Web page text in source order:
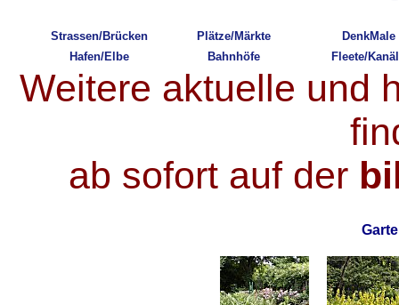
Strassen/Brücken Plätze/Märkte
DenkMale
Hafen/Elbe
Bahnhöfe Fleete/
Weitere aktuelle und
ab sofort auf der
Gar